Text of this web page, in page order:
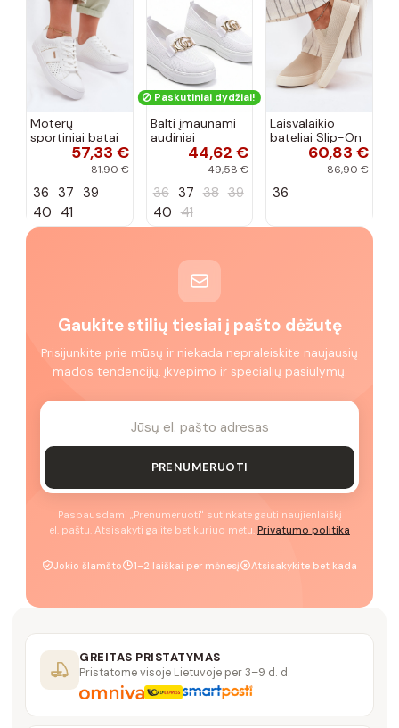
Moterų
sportiniai batai
su ažūro
elementais Big
baltos spalvos
57,33 €
81,90 €
36 37 39
40 41
Paskutiniai dydžiai!
Balti įmaunami
audiniai
sportbačiai su
44,62 €
49,58 €
36 37 38 39
40 41
Laisvalaikio
bateliai Slip-On
Big Star
RR274721 smėlio
60,83 €
86,90 €
36
Gaukite stilių tiesiai į pašto dėžutę
Prisijunkite prie mūsų ir niekada nepraleiskite naujausių
mados tendencijų, įkvėpimo ir specialių pasiūlymų.
PRENUMERUOTI
Paspausdami „Prenumeruoti" sutinkate gauti naujienlaiškį
el. paštu. Atsisakyti galite bet kuriuo metu. Privatumo politika
Jokio šlamšto 1–2 laiškai per mėnesį Atsisakykite bet kada
GREITAS PRISTATYMAS
Pristatome visoje Lietuvoje per 3–9 d. d.